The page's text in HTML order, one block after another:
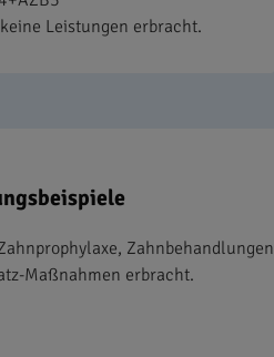
Leistungen erbracht.
Zahnbehandlungen
Maßnahmen erbracht.